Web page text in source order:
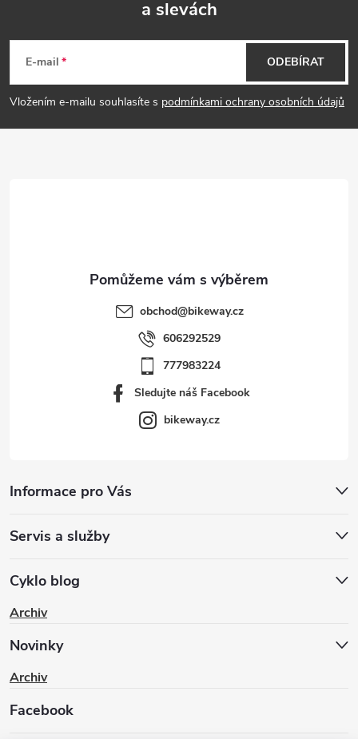
p
a slevách
E-mail
Vložením e-mailu souhlasíte s podmínkami ochrany osobních údajů
ODEBÍRAT
obchod@bikeway.cz
606292529
777983224
Sledujte náš Facebook
bikeway.cz
Informace pro Vás
Servis a služby
Cyklo blog
Archiv
Novinky
Archiv
Facebook